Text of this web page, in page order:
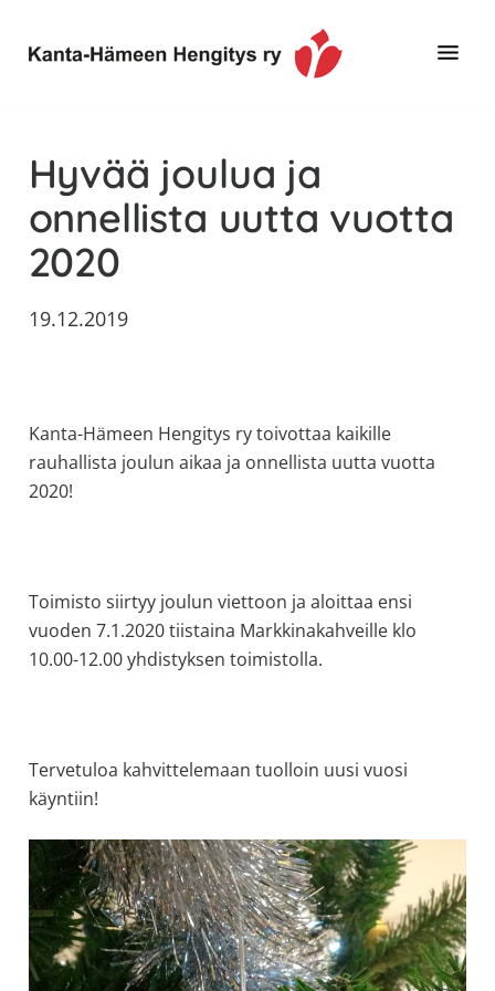
pääsisältöön
ensisijaiseen
alatunnisteeseen
Hämeen
Hengitys
ry
tietoa,
erityisesti
jos
sinua
astma,
huono
sisäilma
tai
Hengitys
ry
Hyvää joulua ja
onnellista uutta vuotta
2020
19.12.2019
Kanta-Hämeen Hengitys ry toivottaa kaikille
rauhallista joulun aikaa ja onnellista uutta vuotta
2020!
Toimisto siirtyy joulun viettoon ja aloittaa ensi
vuoden 7.1.2020 tiistaina Markkinakahveille klo
10.00-12.00 yhdistyksen toimistolla.
Tervetuloa kahvittelemaan tuolloin uusi vuosi
käyntiin!